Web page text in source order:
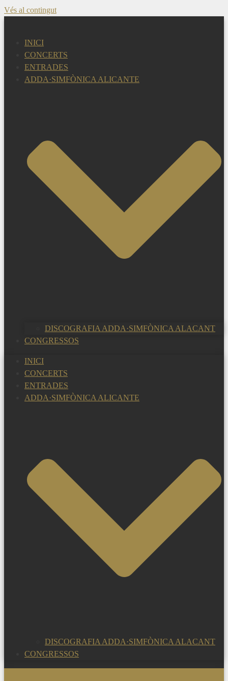
Vés al contingut
INICI
CONCERTS
ENTRADES
ADDA·SIMFÒNICA ALICANTE
DISCOGRAFIA ADDA·SIMFÒNICA ALACANT
CONGRESSOS
INICI
CONCERTS
ENTRADES
ADDA·SIMFÒNICA ALICANTE
DISCOGRAFIA ADDA·SIMFÒNICA ALACANT
CONGRESSOS